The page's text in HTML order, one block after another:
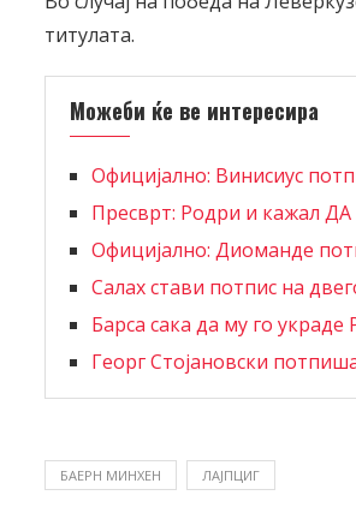
титулата.
Можеби ќе ве интересира
Официјално: Винисиус
Пресврт: Родри и кажал ДА
Официјално: Диоманде
Салах стави потпис на
Барса сака да му го
Георг Стојановски
БАЕРН МИНХЕН ЛАЈПЦИГ